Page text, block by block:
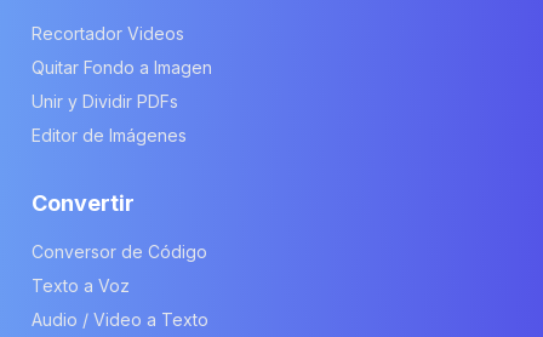
Recortador Videos
Quitar Fondo a Imagen
Unir y Dividir PDFs
Editor de Imágenes
Convertir
Conversor de Código
Texto a Voz
Audio / Video a Texto